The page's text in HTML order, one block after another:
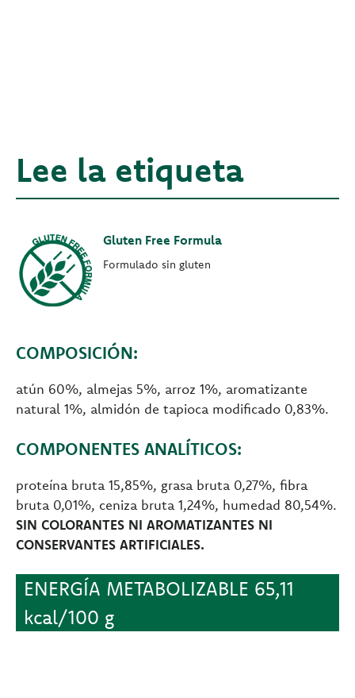
Lee la etiqueta
Gluten Free Formula
Formulado sin gluten
COMPOSICIÓN:
atún 60%, almejas 5%, arroz 1%, aromatizante
natural 1%, almidón de tapioca modificado 0,83%.
COMPONENTES ANALÍTICOS:
proteína bruta 15,85%, grasa bruta 0,27%, fibra
bruta 0,01%, ceniza bruta 1,24%, humedad 80,54%.
SIN COLORANTES NI AROMATIZANTES NI
CONSERVANTES ARTIFICIALES.
ENERGÍA METABOLIZABLE 65,11
kcal/100 g